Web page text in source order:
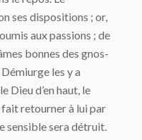
ses dispositions ; or,
aux passions ; de
bonnes des gnos­
les y a
Dieu d’en haut, le
fait retourner à lui par
sensible sera détruit.